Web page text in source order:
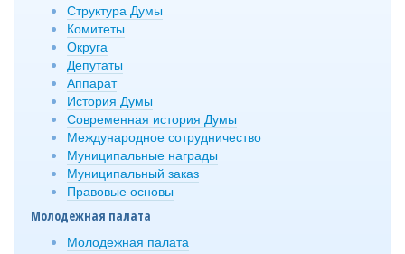
Структура Думы
Комитеты
Округа
Депутаты
Аппарат
История Думы
Современная история Думы
Международное сотрудничество
Муниципальные награды
Муниципальный заказ
Правовые основы
Молодежная палата
Молодежная палата